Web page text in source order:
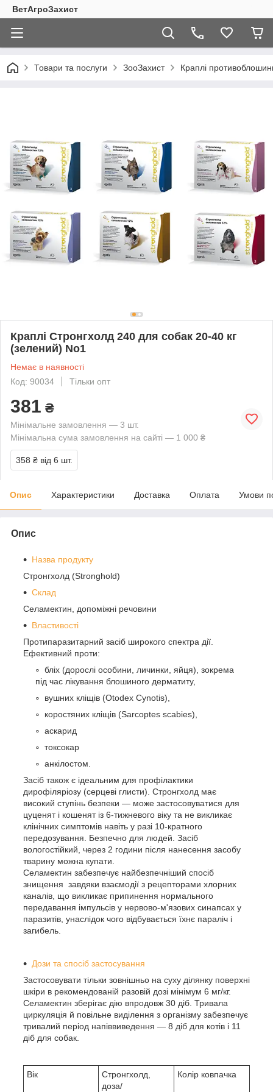
ВетАгроЗахист
Товари та послуги ЗооЗахист Краплі
Краплі Стронгхолд 240 для собак 20-40 кг
(зелений) No1
Немає в наявності
Код: 90034
Тільки опт
381 ₴
Мінімальне замовлення — 3 шт.
Мінімальна сума замовлення на сайті — 1 000 ₴
358 ₴ від 6 шт.
Опис Характеристики Доставка Оплата Умови
Опис
Назва продукту
Стронгхолд (Stronghold)
Склад
Селамектин, допоміжні речовини
Властивості
Протипаразитарний засіб широкого спектра дії.
Ефективний проти:
бліх (дорослі особини, личинки, яйця), зокрема
під час лікування блошиного дерматиту,
вушних кліщів (Otodex Cynotis),
коростяних кліщів (Sarcoptes scabies),
аскарид
токсокар
анкілостом.
Засіб також є ідеальним для профілактики
дирофіляріозу (серцеві глисти). Стронгхолд має
високий ступінь безпеки — може застосовуватися для
цуценят і кошенят із 6-тижневого віку та не викликає
клінічних симптомів навіть у разі 10-кратного
передозування. Безпечно для людей. Засіб
вологостійкий, через 2 години після нанесення засобу
тварину можна купати.
Селамектин забезпечує найбезпечніший спосіб
знищення завдяки взаємодії з рецепторами хлорних
каналів, що викликає припинення нормального
передавання імпульсів у нервово-м'язових синапсах у
паразитів, унаслідок чого відбувається їхнє параліч і
загибель.
Дози та спосіб застосування
Застосовувати тільки зовнішньо на суху ділянку поверхні
шкіри в рекомендованій разовій дозі мінімум 6 мг/кг.
Селамектин зберігає дію впродовж 30 діб. Тривала
циркуляція й повільне виділення з організму забезпечує
тривалий період напіввиведення — 8 діб для котів і 11
діб для собак.
Вік
Стронгхолд,
доза/
Колір ковпачка